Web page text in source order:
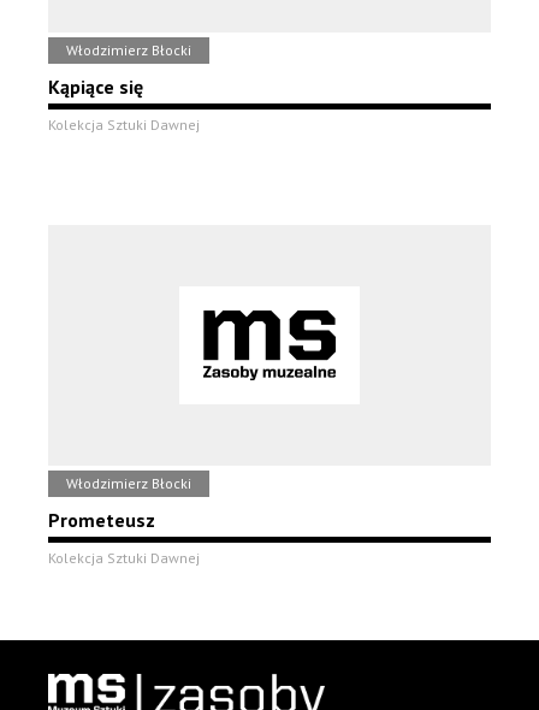
Włodzimierz Błocki
Kąpiące się
Kolekcja Sztuki Dawnej
Włodzimierz Błocki
Prometeusz
Kolekcja Sztuki Dawnej